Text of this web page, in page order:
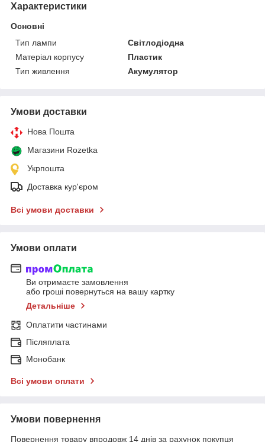
Характеристики
Основні
Тип лампи
Світлодіодна
Матеріал корпусу
Пластик
Тип живлення
Акумулятор
Умови доставки
Нова Пошта
Магазини Rozetka
Укрпошта
Доставка кур'єром
Всі умови доставки
Умови оплати
Ви отримаєте замовлення
або гроші повернуться на вашу картку
Детальніше
Оплатити частинами
Післяплата
Монобанк
Всі умови оплати
Умови повернення
Повернення товару впродовж 14 днів за рахунок покупця